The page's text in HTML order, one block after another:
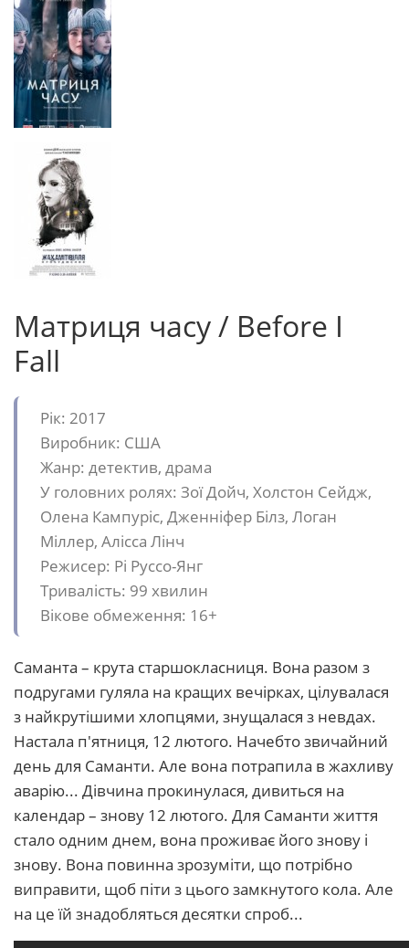
Матриця часу / Before I
Fall
Рік: 2017
Виробник: США
Жанр: детектив, драма
У головних ролях: Зої Дойч, Холстон Сейдж,
Олена Кампуріс, Дженніфер Білз, Логан
Міллер, Алісса Лінч
Режисер: Рі Руссо-Янг
Тривалість: 99 хвилин
Вікове обмеження: 16+
Саманта – крута старшокласниця. Вона разом з
подругами гуляла на кращих вечірках, цілувалася
з найкрутішими хлопцями, знущалася з невдах.
Настала п'ятниця, 12 лютого. Начебто звичайний
день для Саманти. Але вона потрапила в жахливу
аварію... Дівчина прокинулася, дивиться на
календар – знову 12 лютого. Для Саманти життя
стало одним днем, вона проживає його знову і
знову. Вона повинна зрозуміти, що потрібно
виправити, щоб піти з цього замкнутого кола. Але
на це їй знадобляться десятки спроб...